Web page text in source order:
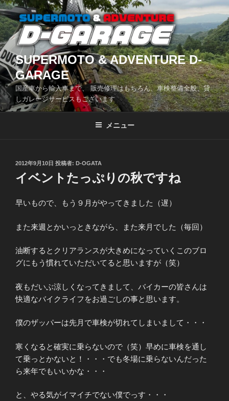
コ
ン
テ
ン
ツ
へ
ス
キ
ッ
SUPERMOTO & ADVENTURE D-
GARAGE
国産車から輸入車まで、 販売修理はもちろん、車検整備全般、貸
しガレージサービスもございます
メニュー
投
日:
2012年9月10日 投稿者: D-OGATA
イベントたっぷりの秋ですね
早いもので、もう９月がやってきました（遅）
また来週とかいっときながら、また来月でした（毎回）
油断するとクリアランスが大きめになっていくこのブロ
グにもう慣れていただいてると思いますが（笑）
夜もだいぶ涼しくなってきまして、バイカーの皆さんは
快適なバイクライフをお過ごしの事と思います。
僕のザッパーは先月で車検が切れてしまいまして・・・
寒くなると確実に乗らないので（笑）早めに車検を通し
て乗っとかないと！・・・でも冬場に乗らないんだった
ら来年でもいいかな・・・
と、やる気がイマイチでない僕でっす・・・